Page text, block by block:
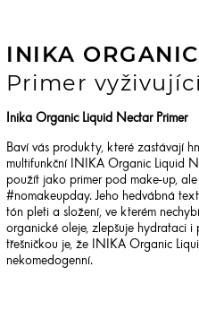
INIKA ORGANIC
Primer
Inika Organic Liquid Nectar Primer
Baví vás produkty, které zastávají
multifunkční INIKA Organic Liquid
použít jako primer pod make-up,
#nomakeupday. Jeho hedvábná
tón pleti a složení, ve kterém
organické oleje, zlepšuje hydrataci i
třešničkou je, že INIKA Organic
nekomedogenní.